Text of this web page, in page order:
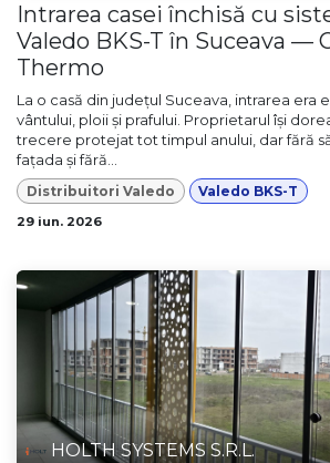
Intrarea casei închisă cu
Valedo BKS-T în Suceava —
Thermo
La o casă din județul Suceava, intrarea era
vântului, ploii și prafului. Proprietarul își
trecere protejat tot timpul anului, dar fără
fațada și fără...
Distribuitori Valedo Valedo BKS-T
29 iun. 2026
HOLTH SYSTEMS S.R.L.